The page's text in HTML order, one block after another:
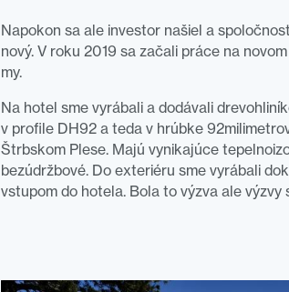
Napokon sa ale investor našiel a
nový. V roku 2019 sa začali práce na
my.
Na hotel sme vyrábali a dodávali
v profile DH92 a teda v hrúbke
Štrbskom Plese. Majú vynikajúce
bezúdržbové. Do exteriéru sme vyrábali
vstupom do hotela. Bola to výzva ale výzvy